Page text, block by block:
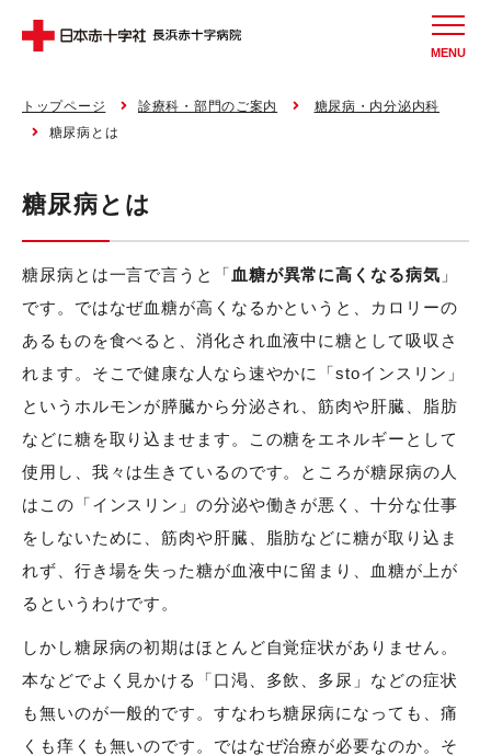
MENU
トップページ 診療科・部門のご案内
糖尿病・内分泌内科
糖尿病とは
糖尿病とは
糖尿病とは一言で言うと「 血糖が異常に高くなる病気 」
です。ではなぜ血糖が高くなるかというと、カロリーの
あるものを食べると、消化され血液中に糖として吸収さ
れます。そこで健康な人なら速やかに「stoインスリン」
というホルモンが膵臓から分泌され、筋肉や肝臓、脂肪
などに糖を取り込ませます。この糖をエネルギーとして
使用し、我々は生きているのです。ところが糖尿病の人
はこの「インスリン」の分泌や働きが悪く、十分な仕事
をしないために、筋肉や肝臓、脂肪などに糖が取り込ま
れず、行き場を失った糖が血液中に留まり、血糖が上が
るというわけです。
しかし糖尿病の初期はほとんど自覚症状がありません。
本などでよく見かける「口渇、多飲、多尿」などの症状
も無いのが一般的です。すなわち糖尿病になっても、痛
くも痒くも無いのです。ではなぜ治療が必要なのか。そ